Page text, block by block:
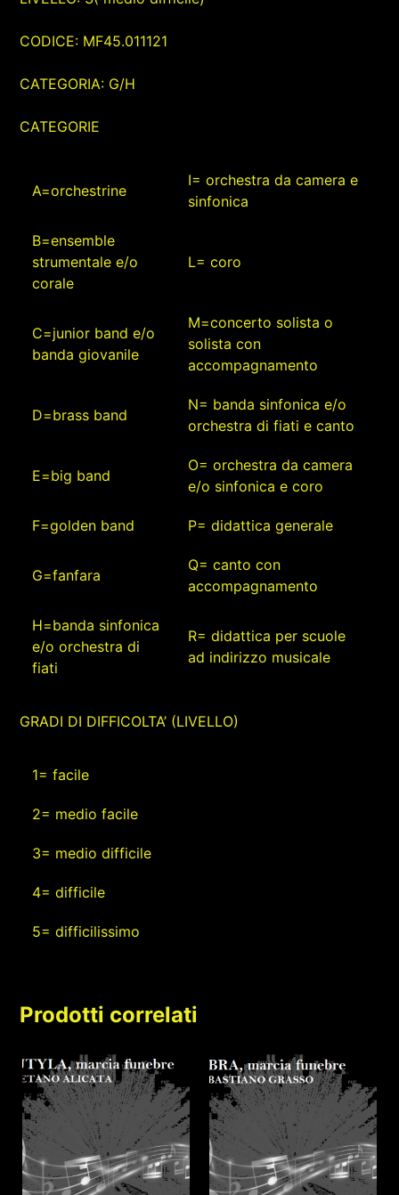
CODICE: MF45.011121
CATEGORIA: G/H
CATEGORIE
A=orchestrine
I= orchestra da camera e
sinfonica
B=ensemble
strumentale e/o
corale
L= coro
C=junior band e/o
banda giovanile
M=concerto solista o
solista con
accompagnamento
D=brass band
N= banda sinfonica e/o
orchestra di fiati e canto
E=big band
O= orchestra da camera
e/o sinfonica e coro
F=golden band P= didattica generale
G=fanfara
Q= canto con
accompagnamento
H=banda sinfonica
e/o orchestra di
fiati
R= didattica per scuole
ad indirizzo musicale
GRADI DI DIFFICOLTA’ (LIVELLO)
1= facile
2= medio facile
3= medio difficile
4= difficile
5= difficilissimo
Prodotti correlati